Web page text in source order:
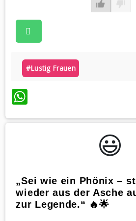
#lustig Frauen
WhatsApp
😃️
„Sei wie ein Phönix –
wieder aus der Asche
zur Legende.“ 🔥🌟